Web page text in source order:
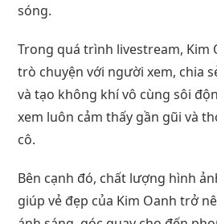
sóng.
Trong quá trình livestream, Kim
trò chuyện với người xem, chia
và tạo không khí vô cùng sôi
xem luôn cảm thấy gần gũi và
cô.
Bên cạnh đó, chất lượng hình
giúp vẻ đẹp của Kim Oanh trở